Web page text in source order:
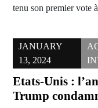
tenu son premier vote
JANUARY
13, 2024
Etats-Unis :
Trump